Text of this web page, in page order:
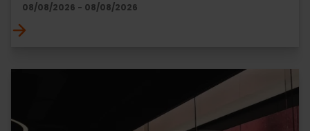
08/08/2026 - 08/08/2026